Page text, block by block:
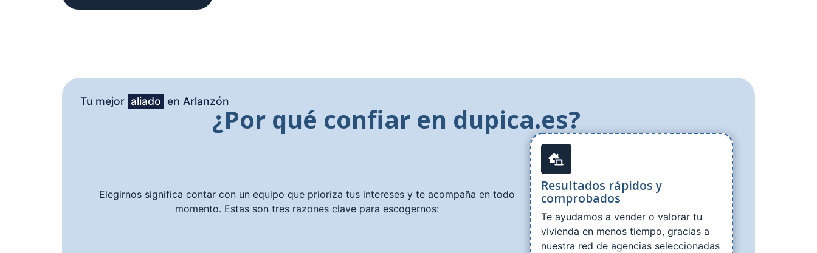
Tu mejor aliado en Arlanzón
¿Por qué confiar en dupica.es?
Elegirnos significa contar con un equipo que prioriza tus intereses y te acompaña en todo
momento. Estas son tres razones clave para escogernos:
Resultados rápidos y
comprobados
Te ayudamos a vender o valorar tu
vivienda en menos tiempo, gracias a
nuestra red de agencias seleccionadas